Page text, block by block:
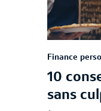
Finance
10
sans